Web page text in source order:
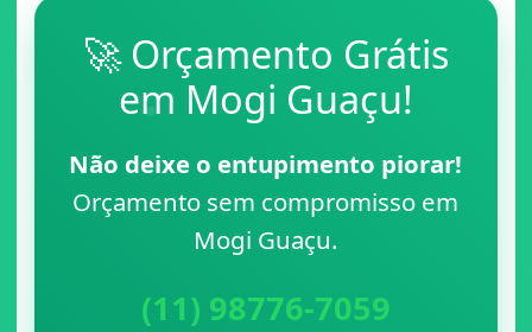
🚀 Orçamento Grátis
em Mogi Guaçu!
Não deixe o entupimento piorar!
Orçamento sem compromisso em
Mogi Guaçu.
(11) 98776-7059